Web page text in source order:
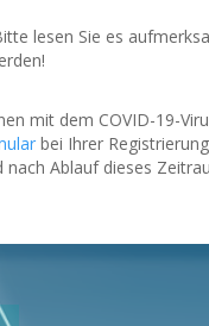
lesen Sie es
mit dem COVID-19-
bei Ihrer
Ablauf dieses